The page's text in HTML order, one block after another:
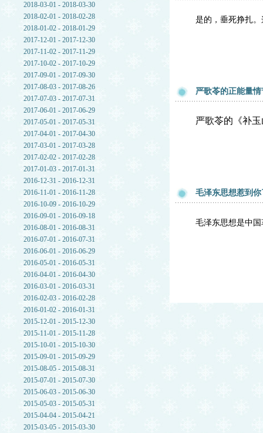
2018-03-01 - 2018-03-30
2018-02-01 - 2018-02-28
2018-01-02 - 2018-01-29
2017-12-01 - 2017-12-30
2017-11-02 - 2017-11-29
2017-10-02 - 2017-10-29
2017-09-01 - 2017-09-30
2017-08-03 - 2017-08-26
2017-07-03 - 2017-07-31
2017-06-01 - 2017-06-29
2017-05-01 - 2017-05-31
2017-04-01 - 2017-04-30
2017-03-01 - 2017-03-28
2017-02-02 - 2017-02-28
2017-01-03 - 2017-01-31
2016-12-31 - 2016-12-31
2016-11-01 - 2016-11-28
2016-10-09 - 2016-10-29
2016-09-01 - 2016-09-18
2016-08-01 - 2016-08-31
2016-07-01 - 2016-07-31
2016-06-01 - 2016-06-29
2016-05-01 - 2016-05-31
2016-04-01 - 2016-04-30
2016-03-01 - 2016-03-31
2016-02-03 - 2016-02-28
2016-01-02 - 2016-01-31
2015-12-01 - 2015-12-30
2015-11-01 - 2015-11-28
2015-10-01 - 2015-10-30
2015-09-01 - 2015-09-29
2015-08-05 - 2015-08-31
2015-07-01 - 2015-07-30
2015-06-03 - 2015-06-30
2015-05-03 - 2015-05-31
2015-04-04 - 2015-04-21
2015-03-05 - 2015-03-30
是的，垂死挣扎
严歌苓的正能量情
严歌苓的 《补
毛泽东思想惹到你
毛泽东思想是中